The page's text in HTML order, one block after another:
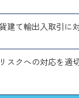
建て輸出入取引に
スクへの対応を適